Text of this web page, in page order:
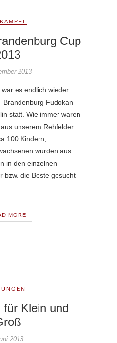
Cup
2013
es endlich wieder
Brandenburg Fudokan
statt. Wie immer waren
unserem Rehfelder
100 Kindern,
wurden aus
in den einzelnen
bzw. die Beste gesucht
MORE
für Klein und
2013